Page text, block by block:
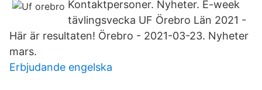
Kontaktpersoner. Nyheter. E-week
tävlingsvecka UF Örebro Län 2021 -
Här är resultaten! Örebro - 2021-03-23. Nyheter
mars.
Erbjudande engelska